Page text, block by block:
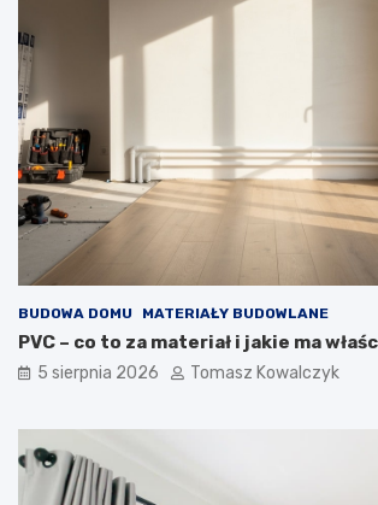
BUDOWA DOMU MATERIAŁY BUDOWLANE
PVC – co to za materiał i jakie ma
5 sierpnia 2026 Tomasz Kowalczyk